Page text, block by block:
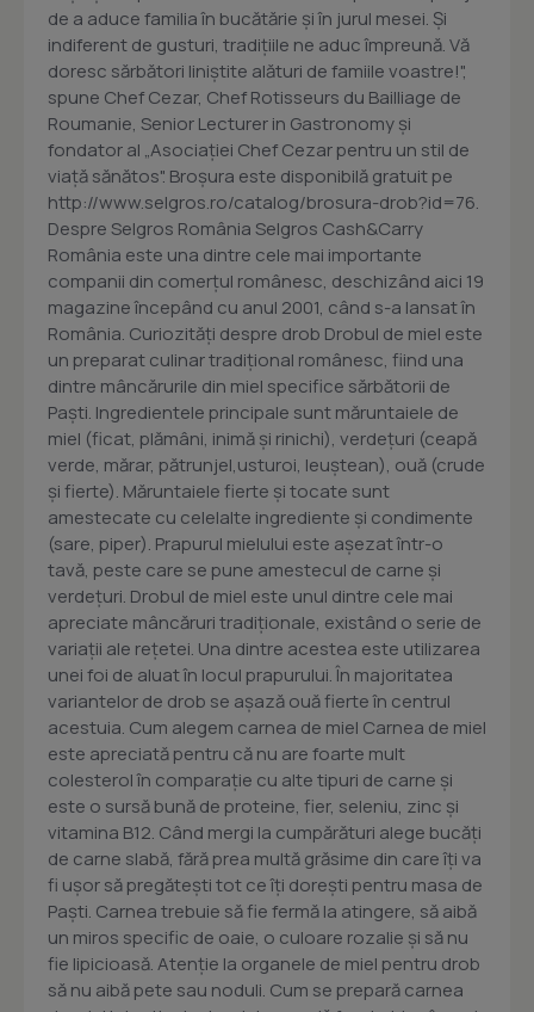
de a aduce familia în bucătărie şi în jurul mesei. Şi
indiferent de gusturi, tradiţiile ne aduc împreună. Vă
doresc sărbători liniştite alături de famiile voastre!",
spune Chef Cezar, Chef Rotisseurs du Bailliage de
Roumanie, Senior Lecturer in Gastronomy şi
fondator al „Asociaţiei Chef Cezar pentru un stil de
viaţă sănătos". Broşura este disponibilă gratuit pe
http://www.selgros.ro/catalog/brosura-drob?id=76.
Despre Selgros România Selgros Cash&Carry
România este una dintre cele mai importante
companii din comerţul românesc, deschizând aici 19
magazine începând cu anul 2001, când s-a lansat în
România. Curiozităţi despre drob Drobul de miel este
un preparat culinar tradițional românesc, fiind una
dintre mâncărurile din miel specifice sărbătorii de
Paşti. Ingredientele principale sunt măruntaiele de
miel (ficat, plămâni, inimă și rinichi), verdețuri (ceapă
verde, mărar, pătrunjel,usturoi, leuștean), ouă (crude
și fierte). Măruntaiele fierte și tocate sunt
amestecate cu celelalte ingrediente și condimente
(sare, piper). Prapurul mielului este așezat într-o
tavă, peste care se pune amestecul de carne și
verdețuri. Drobul de miel este unul dintre cele mai
apreciate mâncăruri tradiționale, existând o serie de
variații ale rețetei. Una dintre acestea este utilizarea
unei foi de aluat în locul prapurului. În majoritatea
variantelor de drob se așază ouă fierte în centrul
acestuia. Cum alegem carnea de miel Carnea de miel
este apreciată pentru că nu are foarte mult
colesterol în comparaţie cu alte tipuri de carne şi
este o sursă bună de proteine, fier, seleniu, zinc şi
vitamina B12. Când mergi la cumpărături alege bucăţi
de carne slabă, fără prea multă grăsime din care îţi va
fi uşor să pregăteşti tot ce îţi doreşti pentru masa de
Paşti. Carnea trebuie să fie fermă la atingere, să aibă
un miros specific de oaie, o culoare rozalie şi să nu
fie lipicioasă. Atenţie la organele de miel pentru drob
să nu aibă pete sau noduli. Cum se prepară carnea